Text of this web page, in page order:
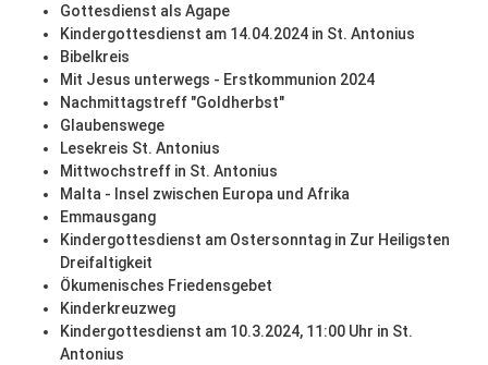
Gottesdienst als Agape
Kindergottesdienst am 14.04.2024 in St. Antonius
Bibelkreis
Mit Jesus unterwegs - Erstkommunion 2024
Nachmittagstreff "Goldherbst"
Glaubenswege
Lesekreis St. Antonius
Mittwochstreff in St. Antonius
Malta - Insel zwischen Europa und Afrika
Emmausgang
Kindergottesdienst am Ostersonntag in Zur Heiligsten
Dreifaltigkeit
Ökumenisches Friedensgebet
Kinderkreuzweg
Kindergottesdienst am 10.3.2024, 11:00 Uhr in St.
Antonius